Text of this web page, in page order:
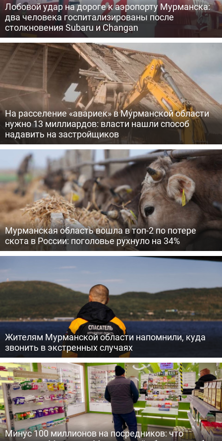
Лобовой удар на дороге к аэропорту Мурманска:
два человека госпитализированы после
столкновения Subaru и Changan
На расселение «авариек» в Мурманской области
нужно 13 миллиардов: власти нашли способ
надавить на застройщиков
Мурманская область вошла в топ-2 по потере
скота в России: поголовье рухнуло на 34%
Жителям Мурманской области напомнили, куда
звонить в экстренных случаях
Минус 100 миллионов на посредников: что